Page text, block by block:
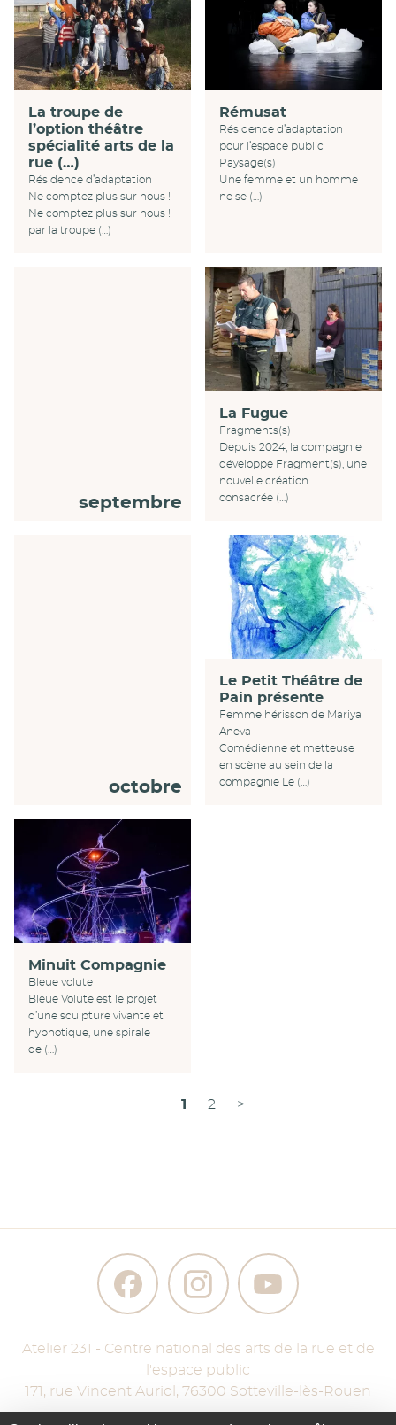
La troupe de
l’option théâtre
spécialité arts de la
rue (…)
Résidence d’adaptation
Ne comptez plus sur nous !
Ne comptez plus sur nous !
par la troupe (…)
Rémusat
Résidence d’adaptation
pour l’espace public
Paysage(s)
Une femme et un homme
ne se (…)
septembre
La Fugue
Fragments(s)
Depuis 2024, la compagnie
développe Fragment(s), une
nouvelle création
consacrée (…)
octobre
Le Petit Théâtre de
Pain présente
Femme hérisson de Mariya
Aneva
Comédienne et metteuse
en scène au sein de la
compagnie Le (…)
Minuit Compagnie
Bleue volute
Bleue Volute est le projet
d’une sculpture vivante et
hypnotique, une spirale
de (…)
1 2 >
Atelier 231 - Centre national des arts de la rue et de
l'espace public
171, rue Vincent Auriol , 76300 Sotteville-lès-Rouen